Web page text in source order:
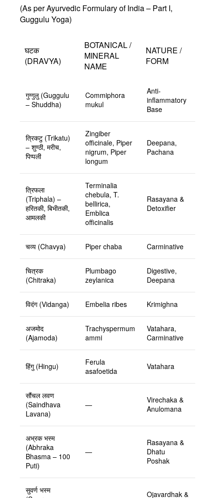
(As per Ayurvedic Formulary of India – Part I,
Guggulu Yoga)
घटक
(DRAVYA)
BOTANICAL /
MINERAL
NAME
NATURE /
FORM
गुग्गुलु (Guggulu
– Shuddha)
Commiphora
mukul
Anti-
inflammatory
Base
त्रिकटु (Trikatu)
– शुण्ठी, मरीच,
पिप्पली
Zingiber
officinale, Piper
nigrum, Piper
longum
Deepana,
Pachana
त्रिफला
(Triphala) –
हरितकी, बिभीतकी,
आमलकी
Terminalia
chebula, T.
bellirica,
Emblica
officinalis
Rasayana &
Detoxifier
चव्य (Chavya) Piper chaba Carminative
चित्रक
(Chitraka)
Plumbago
zeylanica
Digestive,
Deepana
विदंग (Vidanga) Embelia ribes Krimighna
अजमोद
(Ajamoda)
Trachyspermum
ammi
Vatahara,
Carminative
हिंगु (Hingu)
Ferula
asafoetida
Vatahara
सौंचल लवण
(Saindhava
Lavana)
—
Virechaka &
Anulomana
अभ्रक भस्म
(Abhraka
Bhasma – 100
Puti)
—
Rasayana &
Dhatu
Poshak
सुवर्ण भस्म
Ojavardhak &